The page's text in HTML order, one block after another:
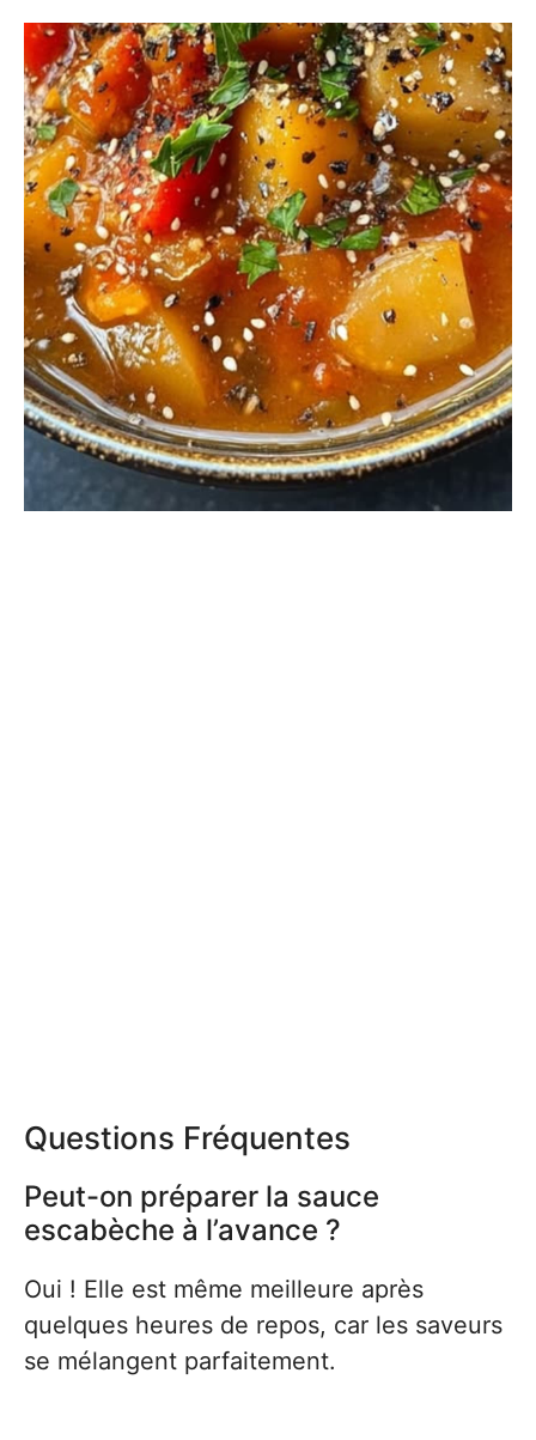
Questions Fréquentes
Peut-on préparer la sauce
escabèche à l’avance ?
Oui ! Elle est même meilleure après
quelques heures de repos, car les saveurs
se mélangent parfaitement.